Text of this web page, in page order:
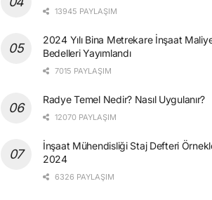
13945 PAYLAŞIM
2024 Yılı Bina Metrekare İnşaat
Bedelleri Yayımlandı
7015 PAYLAŞIM
Radye Temel Nedir? Nasıl Uygulanır?
12070 PAYLAŞIM
İnşaat Mühendisliği Staj Defteri
2024
6326 PAYLAŞIM